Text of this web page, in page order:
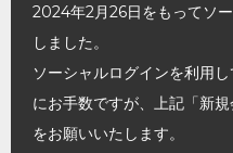
2024年2月26日をもってソ
しました。
ソーシャルログインを利用
にお手数ですが、上記「新
をお願いいたします。